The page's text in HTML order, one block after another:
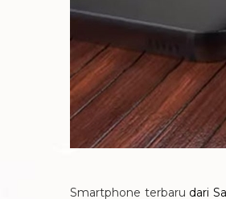
Smartphone terbaru dari